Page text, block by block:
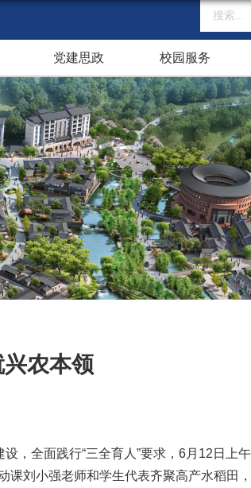
党建思政 校园服务
农本领
，全面践行“三全育人”要求，6月12日上
课刘小强老师和学生代表齐聚高产水稻田